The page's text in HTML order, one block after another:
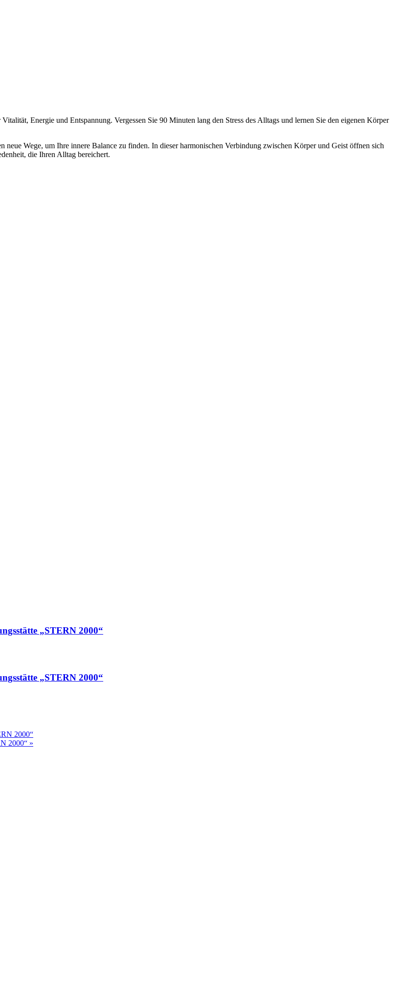
Energie und Entspannung. Vergessen Sie 90 Minuten lang den Stress des Alltags und lernen Sie den eigenen Körper
Wege, um Ihre innere Balance zu finden. In dieser harmonischen Verbindung zwischen Körper und Geist öffnen sich
die Ihren Alltag bereichert.
„STERN 2000“
„STERN 2000“
2000“
2000“ »